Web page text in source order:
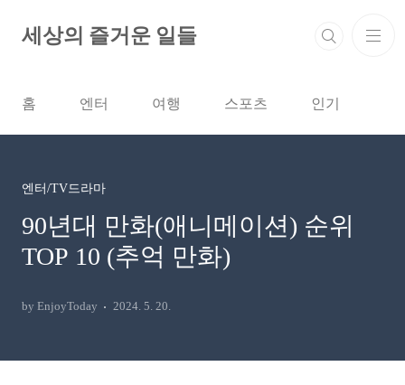
세상의 즐거운 일들
홈 엔터 여행 스포츠 인기
엔터/TV드라마
90년대 만화(애니메이션) 순위
TOP 10 (추억 만화)
by EnjoyToday 2024. 5. 20.